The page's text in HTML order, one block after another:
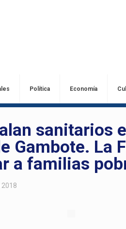
Política Economía
sanitarios
Gambote. La
a familias
2018